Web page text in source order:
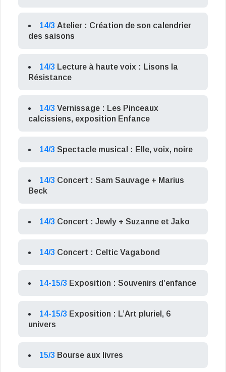
14/3 Atelier : Création de son calendrier
des saisons
14/3 Lecture à haute voix : Lisons la
Résistance
14/3 Vernissage : Les Pinceaux
calcissiens, exposition Enfance
14/3 Spectacle musical : Elle, voix, noire
14/3 Concert : Sam Sauvage + Marius
Beck
14/3 Concert : Jewly + Suzanne et Jako
14/3 Concert : Celtic Vagabond
14-15/3 Exposition : Souvenirs d’enfance
14-15/3 Exposition : L’Art pluriel, 6
univers
15/3 Bourse aux livres